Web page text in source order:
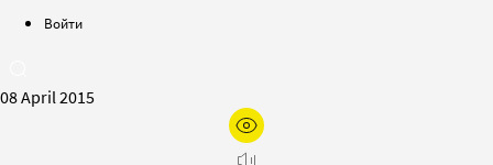
Войти
08 April 2015